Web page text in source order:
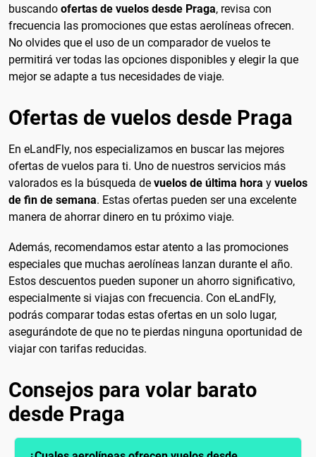
buscando ofertas de vuelos desde Praga, revisa con
frecuencia las promociones que estas aerolíneas ofrecen.
No olvides que el uso de un comparador de vuelos te
permitirá ver todas las opciones disponibles y elegir la que
mejor se adapte a tus necesidades de viaje.
Ofertas de vuelos desde Praga
En eLandFly, nos especializamos en buscar las mejores
ofertas de vuelos para ti. Uno de nuestros servicios más
valorados es la búsqueda de vuelos de última hora y vuelos
de fin de semana. Estas ofertas pueden ser una excelente
manera de ahorrar dinero en tu próximo viaje.
Además, recomendamos estar atento a las promociones
especiales que muchas aerolíneas lanzan durante el año.
Estos descuentos pueden suponer un ahorro significativo,
especialmente si viajas con frecuencia. Con eLandFly,
podrás comparar todas estas ofertas en un solo lugar,
asegurándote de que no te pierdas ninguna oportunidad de
viajar con tarifas reducidas.
Consejos para volar barato
desde Praga